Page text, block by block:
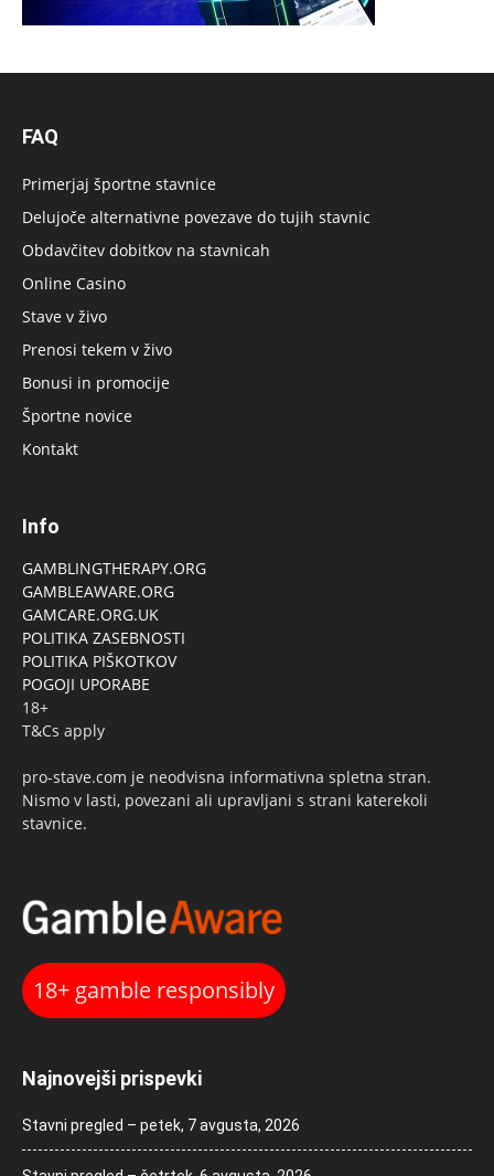
FAQ
Primerjaj športne stavnice
Delujoče alternativne povezave do tujih stavnic
Obdavčitev dobitkov na stavnicah
Online Casino
Stave v živo
Prenosi tekem v živo
Bonusi in promocije
Športne novice
Kontakt
Info
GAMBLINGTHERAPY.ORG
GAMBLEAWARE.ORG
GAMCARE.ORG.UK
POLITIKA ZASEBNOSTI
POLITIKA PIŠKOTKOV
POGOJI UPORABE
18+
T&Cs apply
pro-stave.com je neodvisna informativna spletna stran.
Nismo v lasti, povezani ali upravljani s strani katerekoli
stavnice.
18+ gamble responsibly
Najnovejši prispevki
Stavni pregled – petek, 7 avgusta, 2026